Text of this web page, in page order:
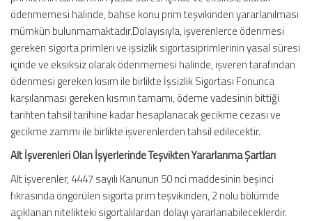
ödenmemesi halinde, bahse konu prim teşvikinden yararlanılması
mümkün bulunmamaktadır.Dolayısıyla, işverenlerce ödenmesi
gereken sigorta primleri ve işsizlik sigortasıprimlerinin yasal süresi
içinde ve eksiksiz olarak ödenmemesi halinde, işveren tarafından
ödenmesi gereken kısım ile birlikte İşsizlik Sigortası Fonunca
karşılanması gereken kısmın tamamı, ödeme vadesinin bittiği
tarihten tahsil tarihine kadar hesaplanacak gecikme cezası ve
gecikme zammı ile birlikte işverenlerden tahsil edilecektir.
Alt İşverenleri Olan İşyerlerinde Teşvikten Yararlanma Şartları
Alt işverenler, 4447 sayılı Kanunun 50 nci maddesinin beşinci
fıkrasında öngörülen sigorta prim teşvikinden, 2 nolu bölümde
açıklanan nitelikteki sigortalılardan dolayı yararlanabileceklerdir.